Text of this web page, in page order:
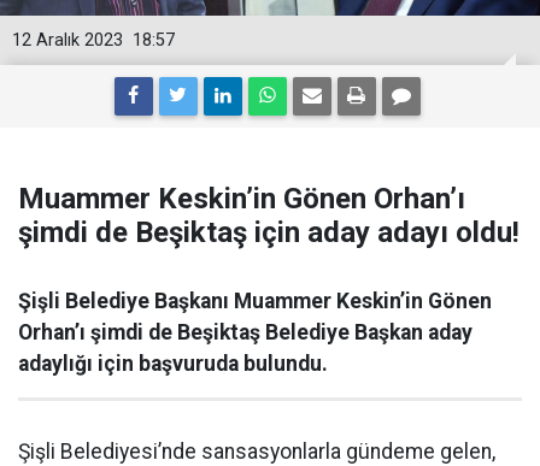
18:57
12 Aralık 2023
Muammer Keskin’in Gönen Orhan’ı
şimdi de Beşiktaş için aday adayı oldu!
Şişli Belediye Başkanı Muammer Keskin’in Gönen
Orhan’ı şimdi de Beşiktaş Belediye Başkan aday
adaylığı için başvuruda bulundu.
Şişli Belediyesi’nde sansasyonlarla gündeme gelen,